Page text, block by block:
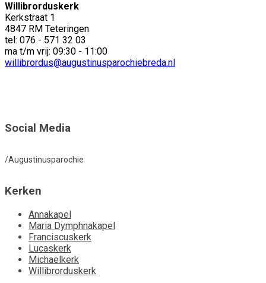
Willibrorduskerk
Kerkstraat 1
4847 RM Teteringen
tel: 076 - 571 32 03
ma t/m vrij: 09:30 - 11:00
willibrordus@augustinusparochiebreda.nl
Social Media
/Augustinusparochie
Kerken
Annakapel
Maria Dymphnakapel
Franciscuskerk
Lucaskerk
Michaelkerk
Willibrorduskerk